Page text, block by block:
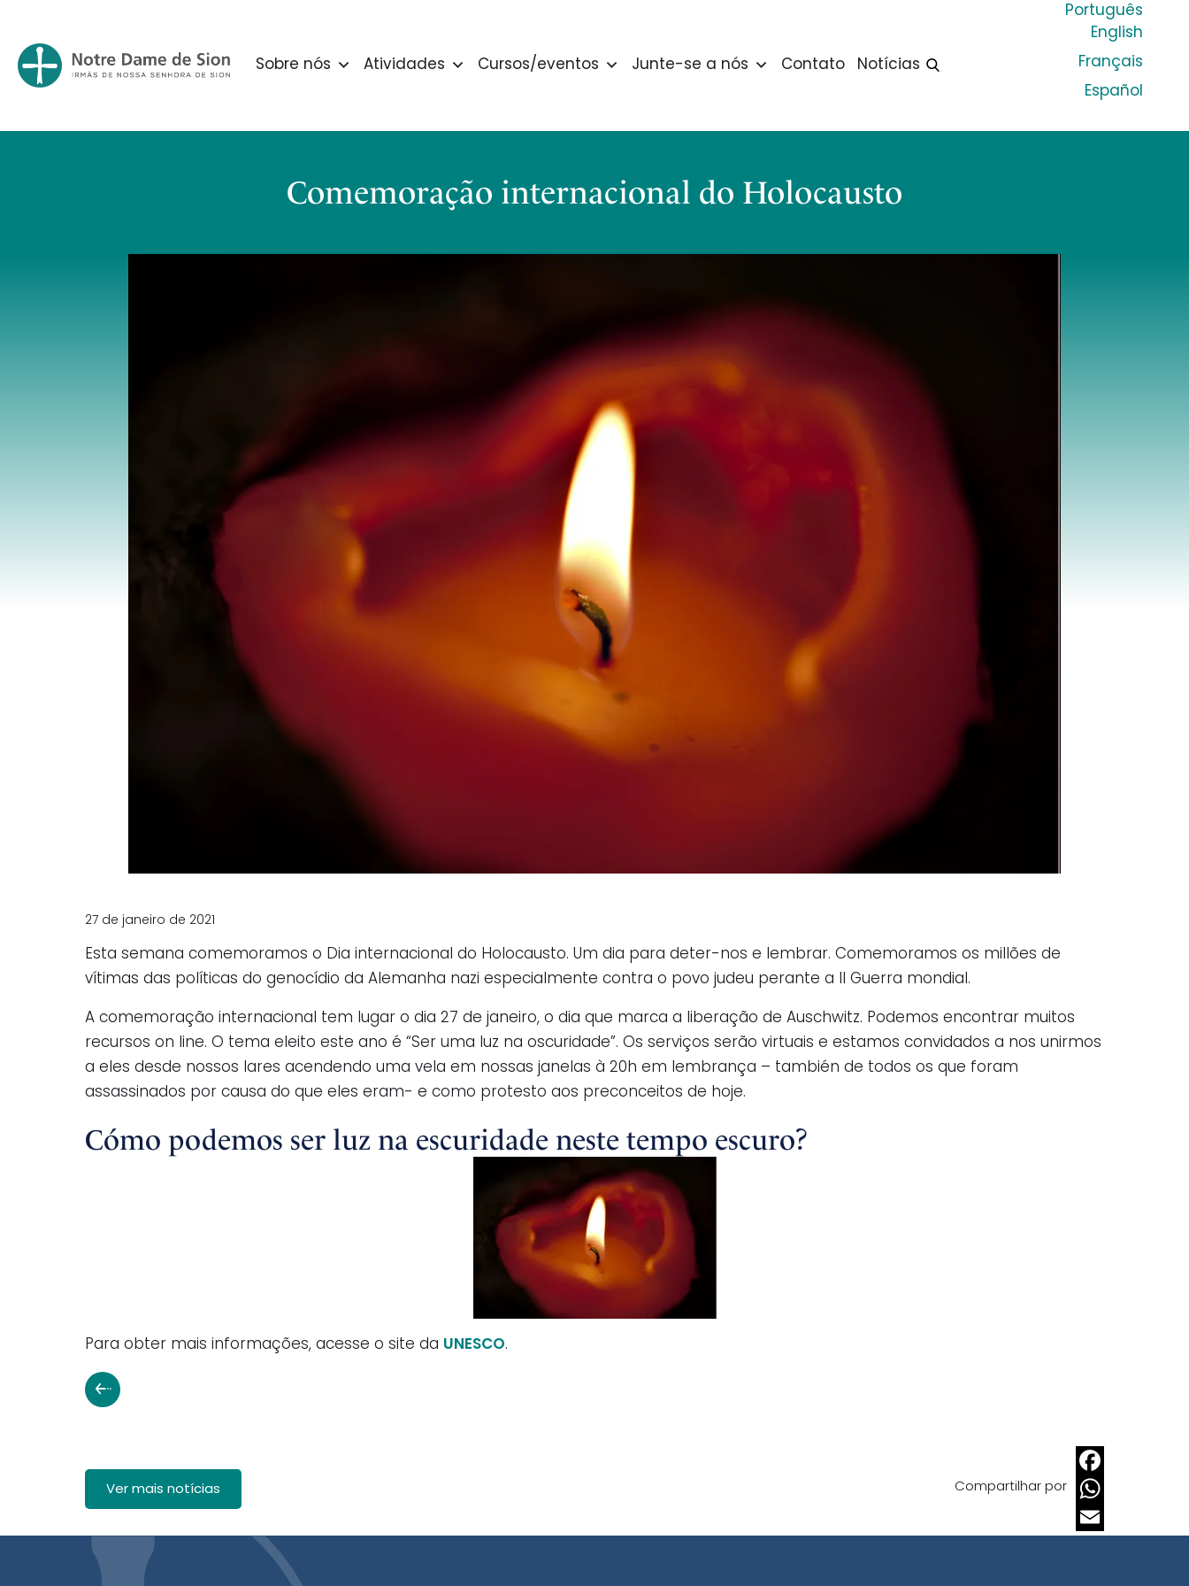
Sobre nós Atividades Cursos/eventos Junte-se a nós Contato Notícias
Português
English
Français
Español
Comemoração internacional do Holocausto
27 de janeiro de 2021
Esta semana comemoramos o Dia internacional do Holocausto. Um dia para deter-nos e lembrar. Comemoramos os millões de
vítimas das políticas do genocídio da Alemanha nazi especialmente contra o povo judeu perante a II Guerra mondial.
A comemoração internacional tem lugar o dia 27 de janeiro, o dia que marca a liberação de Auschwitz. Podemos encontrar muitos
recursos on line. O tema eleito este ano é “Ser uma luz na oscuridade”. Os serviços serão virtuais e estamos convidados a nos unirmos
a eles desde nossos lares acendendo uma vela em nossas janelas à 20h em lembrança – también de todos os que foram
assassinados por causa do que eles eram- e como protesto aos preconceitos de hoje.
Cómo podemos ser luz na escuridade neste tempo escuro?
Para obter mais informações, acesse o site da UNESCO.
Ver mais notícias Compartilhar por
Facebook
WhatsApp